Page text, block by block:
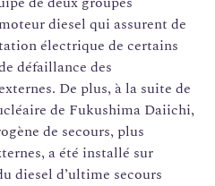
diesel qui assurent de
électrique de certains
défaillance des
De plus, à la suite de
de Fukushima Daiichi,
de secours, plus
a été installé sur
diesel d’ultime secours